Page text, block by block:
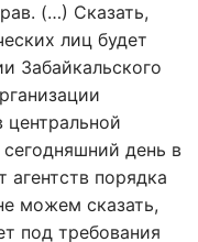
(…) Сказать,
лиц будет
Забайкальского
день в
агентств порядка
можем сказать,
под требования